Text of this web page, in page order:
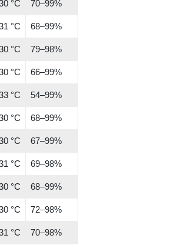
°C 70–99%
°C 68–99%
°C 79–98%
°C 66–99%
°C 54–99%
°C 68–99%
°C 67–99%
°C 69–98%
°C 68–99%
°C 72–98%
°C 70–98%